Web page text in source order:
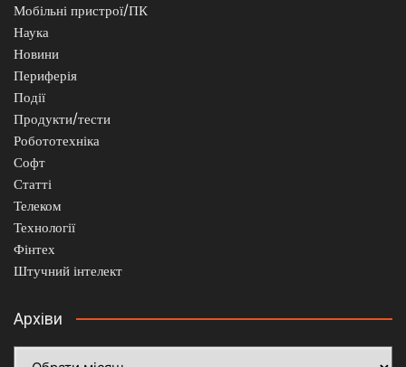
Мобільні пристрої/ПК
Наука
Новини
Периферія
Події
Продукти/тести
Робототехніка
Софт
Статті
Телеком
Технології
Фінтех
Штучний інтелект
Архіви